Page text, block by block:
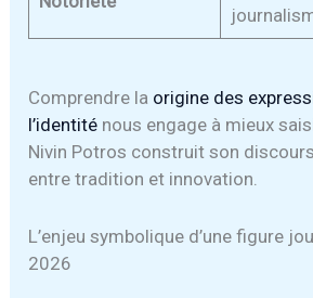
Comprendre la origine des
l’identité nous engage à mieux
Nivin Potros construit son
entre tradition et innovation.
L’enjeu symbolique d’une figure
2026